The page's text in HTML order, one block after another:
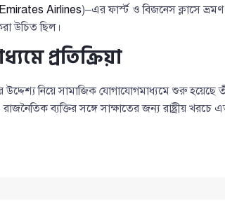
Emirates Airlines)–এর ফার্স্ট ও বিজনেস ক্লাসে
উচিত ছিল।
প্রতিক্রিয়া
নিয়ে সামাজিক যোগাযোগমাধ্যমে শুরু হয়েছে
ব্যক্তির সঙ্গে সাক্ষাতের জন্য রাষ্ট্রীয় খরচে